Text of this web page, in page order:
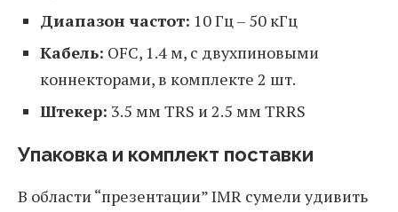
Диапазон частот: 10 Гц – 50 кГц
Кабель: OFC, 1.4 м, с двухпиновыми
коннекторами, в комплекте 2 шт.
Штекер: 3.5 мм TRS и 2.5 мм TRRS
Упаковка и комплект поставки
В области “презентации” IMR сумели удивить